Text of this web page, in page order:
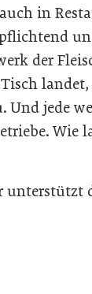
in
der
Und jede
Wie
unterstützt